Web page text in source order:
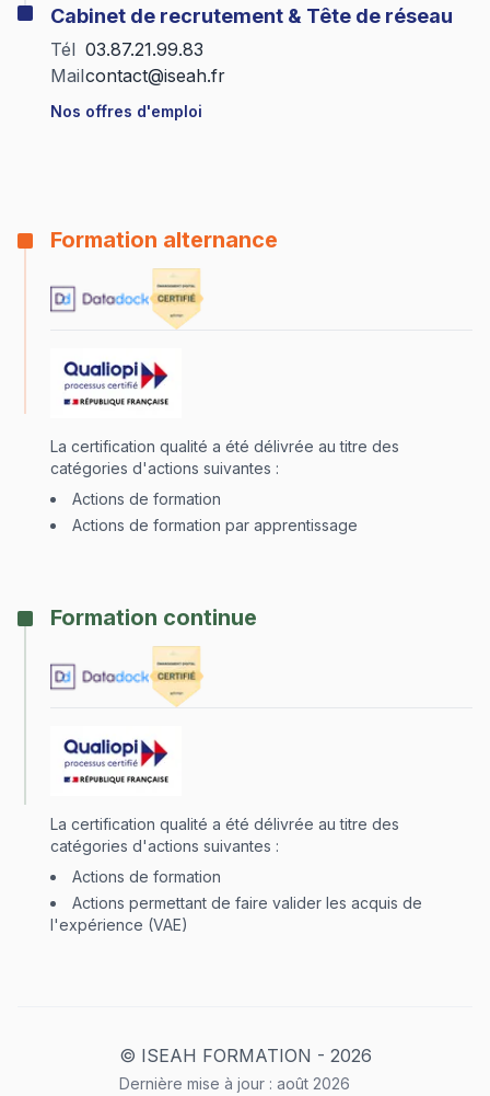
Cabinet de recrutement & Tête de réseau
Tél 03.87.21.99.83
Mailcontact@iseah.fr
Nos offres d'emploi
Formation alternance
La certification qualité a été délivrée au titre des
catégories d'actions suivantes :
Actions de formation
Actions de formation par apprentissage
Formation continue
La certification qualité a été délivrée au titre des
catégories d'actions suivantes :
Actions de formation
Actions permettant de faire valider les acquis de
l'expérience (VAE)
© ISEAH FORMATION - 2026
Dernière mise à jour : août 2026